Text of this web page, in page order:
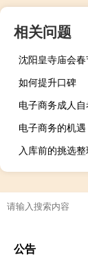
相关问题
沈阳皇寺庙会
如何提升口碑
电子商务成人
电子商务的机遇
入库前的挑选
公告